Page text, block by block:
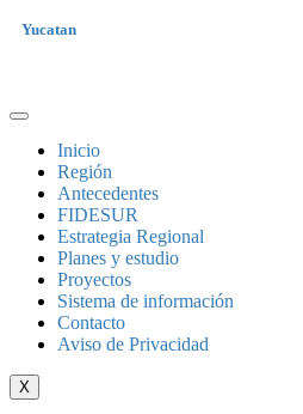
Yucatan
Inicio
Región
Antecedentes
FIDESUR
Estrategia Regional
Planes y estudio
Proyectos
Sistema de información
Contacto
Aviso de Privacidad
X